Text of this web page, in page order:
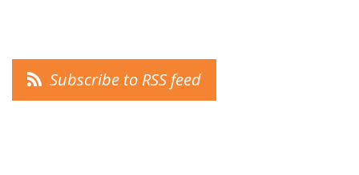
Subscribe to RSS feed